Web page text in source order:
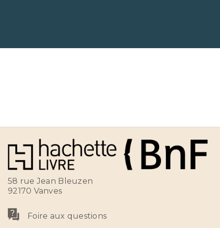
58 rue Jean Bleuzen
92170 Vanves
Foire aux questions